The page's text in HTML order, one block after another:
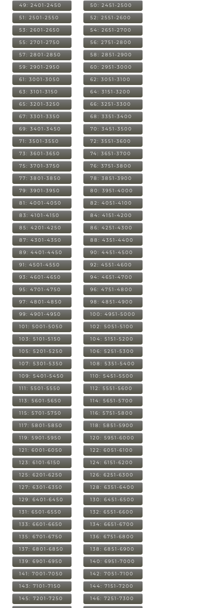
49: 2401-2450 50: 2451-2500
51: 2501-2550 52: 2551-2600
53: 2601-2650 54: 2651-2700
55: 2701-2750 56: 2751-2800
57: 2801-2850 58: 2851-2900
59: 2901-2950 60: 2951-3000
61: 3001-3050 62: 3051-3100
63: 3101-3150 64: 3151-3200
65: 3201-3250 66: 3251-3300
67: 3301-3350 68: 3351-3400
69: 3401-3450 70: 3451-3500
71: 3501-3550 72: 3551-3600
73: 3601-3650 74: 3651-3700
75: 3701-3750 76: 3751-3800
77: 3801-3850 78: 3851-3900
79: 3901-3950 80: 3951-4000
81: 4001-4050 82: 4051-4100
83: 4101-4150 84: 4151-4200
85: 4201-4250 86: 4251-4300
87: 4301-4350 88: 4351-4400
89: 4401-4450 90: 4451-4500
91: 4501-4550 92: 4551-4600
93: 4601-4650 94: 4651-4700
95: 4701-4750 96: 4751-4800
97: 4801-4850 98: 4851-4900
99: 4901-4950 100: 4951-5000
101: 5001-5050 102: 5051-5100
103: 5101-5150 104: 5151-5200
105: 5201-5250 106: 5251-5300
107: 5301-5350 108: 5351-5400
109: 5401-5450 110: 5451-5500
111: 5501-5550 112: 5551-5600
113: 5601-5650 114: 5651-5700
115: 5701-5750 116: 5751-5800
117: 5801-5850 118: 5851-5900
119: 5901-5950 120: 5951-6000
121: 6001-6050 122: 6051-6100
123: 6101-6150 124: 6151-6200
125: 6201-6250 126: 6251-6300
127: 6301-6350 128: 6351-6400
129: 6401-6450 130: 6451-6500
131: 6501-6550 132: 6551-6600
133: 6601-6650 134: 6651-6700
135: 6701-6750 136: 6751-6800
137: 6801-6850 138: 6851-6900
139: 6901-6950 140: 6951-7000
141: 7001-7050 142: 7051-7100
143: 7101-7150 144: 7151-7200
145: 7201-7250 146: 7251-7300